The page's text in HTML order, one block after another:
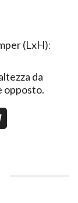
(LxH):
da
opposto.